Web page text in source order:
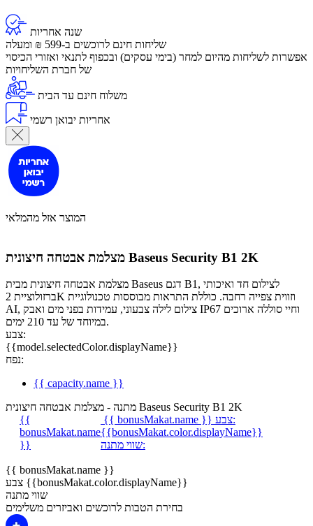
שנה אחריות
שליחות חינם לרוכשים ב-599 ₪ ומעלה
​אפשרות לשליחות מהיום למחר (בימי עסקים) ובכפוף לתנאי ואזורי הכיסוי
של חברת השליחויות
משלוח חינם עד הבית
אחריות יבואן רשמי
המוצר אזל מהמלאי
מצלמת אבטחה חיצונית Baseus Security B1 2K
מצלמת אבטחה חיצונית מבית Baseus דגם B1, לצילום חד ואיכותי
ברזולוציית 2K וזווית צפייה רחבה. כוללת התראות מבוססות טכנולוגיית
AI, צילום לילה צבעוני, עמידות בפני מים ואבק IP67 וחיי סוללה ארוכים
במיוחד של עד 210 ימים.
צבע:
{{model.selectedColor.displayName}}
נפח:
{{ capacity.name }}
מתנה - מצלמת אבטחה חיצונית Baseus Security B1 2K
{{
bonusMakat.name
}}
{{ bonusMakat.name }}
צבע:
{{bonusMakat.color.displayName}}
שווי מתנה:
{{ bonusMakat.name }}
צבע {{bonusMakat.color.displayName}}
שווי מתנה
בחירת הטבות לרוכשים ואביזרים משלימים